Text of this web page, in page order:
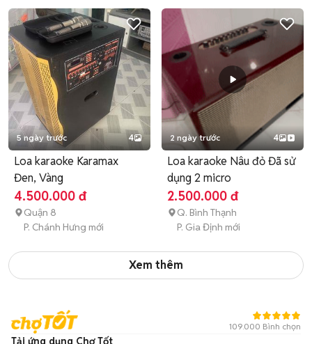
5 ngày trước 4
Loa karaoke Karamax
Đen, Vàng
4.500.000 đ
Quận 8
P. Chánh Hưng mới
2 ngày trước 4
Loa karaoke Nâu đỏ Đã sử
dụng 2 micro
2.500.000 đ
Q. Bình Thạnh
P. Gia Định mới
Xem thêm
109.000 Bình chọn
Tải ứng dụng Chợ Tốt